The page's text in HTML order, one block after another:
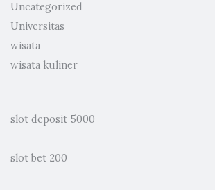
Uncategorized
Universitas
wisata
wisata kuliner
slot deposit 5000
slot bet 200